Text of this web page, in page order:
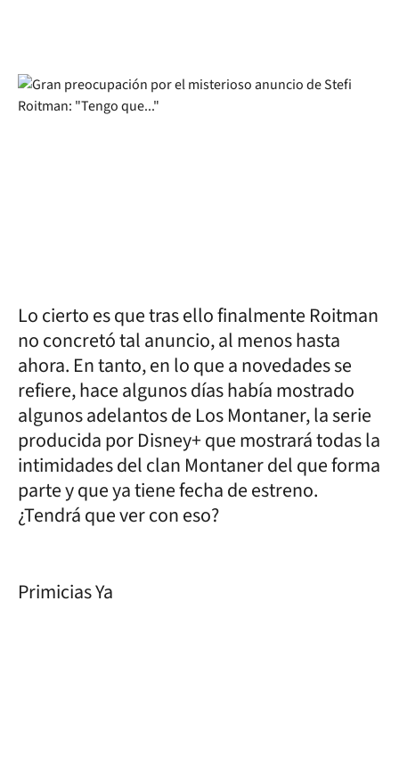
Lo cierto es que tras ello finalmente Roitman
no concretó tal anuncio, al menos hasta
ahora. En tanto, en lo que a novedades se
refiere, hace algunos días había mostrado
algunos adelantos de Los Montaner, la serie
producida por Disney+ que mostrará todas la
intimidades del clan Montaner del que forma
parte y que ya tiene fecha de estreno.
¿Tendrá que ver con eso?
Primicias Ya